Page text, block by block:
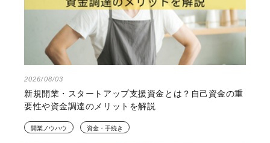
2026/08/03
新規開業・スタートアップ支援資金とは？自己資金の重
要性や資金調達のメリットを解説
開業ノウハウ 資金・手続き